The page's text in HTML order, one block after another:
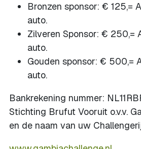
Bronzen sponsor: € 125,=
auto.
Zilveren Sponsor: € 250,=
auto.
Gouden sponsor: € 500,=
auto.
Bankrekening nummer:
Stichting Brufut Vooruit o.v.v.
en de naam van uw